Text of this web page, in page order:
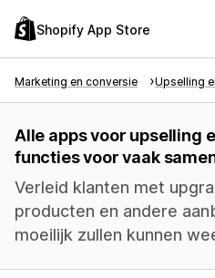
Shopify App Store
Marketing en conversie Upselling
Alle apps voor upselling
functies voor vaak
Verleid klanten met
producten en andere
moeilijk zullen kunnen